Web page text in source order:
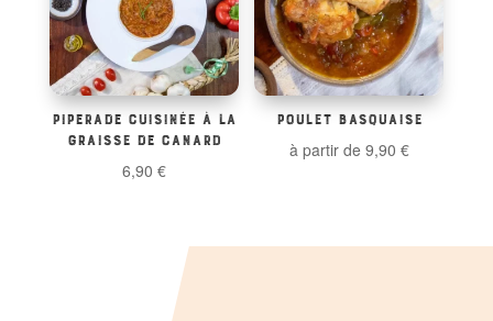
PIPERADE CUISINÉE À LA
GRAISSE DE CANARD
6,90 €
POULET BASQUAISE
à partir de 9,90 €